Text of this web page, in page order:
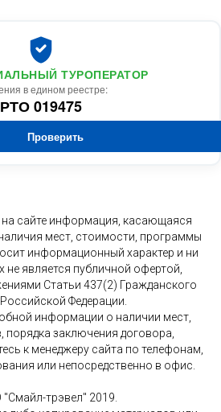
ТУРОПЕРАТОР
в едином реестре:
РТО 019475
Проверить
на сайте информация, касающаяся
мест, стоимости, программы
информационный характер и ни
не является публичной офертой,
Статьи 437(2) Гражданского
Федерации.
информации о наличии мест,
порядка заключения договора,
к менеджеру сайта по телефонам,
или непосредственно в офис.
трэвел" 2019.